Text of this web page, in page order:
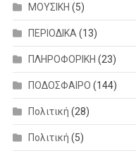
ΜΟΥΣΙΚΗ (5)
ΠΕΡΙΟΔΙΚΑ (13)
ΠΛΗΡΟΦΟΡΙΚΗ (23)
ΠΟΔΟΣΦΑΙΡΟ (144)
Πολιτική (28)
Πολιτική (5)